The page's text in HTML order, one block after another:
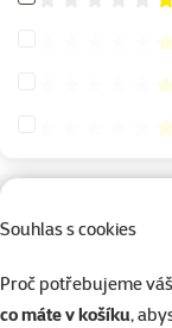
Souhlas s cookies
Proč potřebujeme
co máte v košíku,
Malý